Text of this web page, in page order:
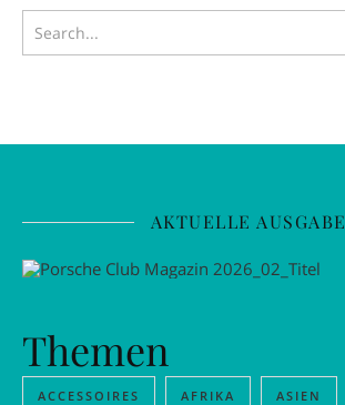
AKTUELLE AUSGABE
Themen
ACCESSOIRES AFRIKA ASIEN